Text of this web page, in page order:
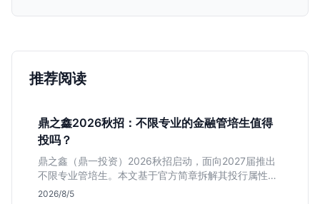
推荐阅读
鼎之鑫2026秋招：不限专业的金融管培生值得
投吗？
鼎之鑫（鼎一投资）2026秋招启动，面向2027届推出
不限专业管培生。本文基于官方简章拆解其投行属性、
岗位成色及隐性门槛，帮你判断是否值得投递。
2026/8/5